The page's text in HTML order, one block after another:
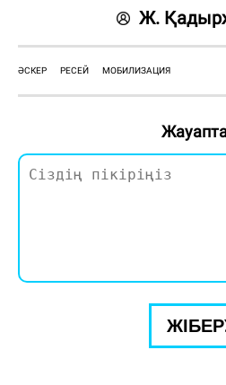
Ж.
ӘСКЕР РЕСЕЙ МОБИЛИЗАЦИЯ